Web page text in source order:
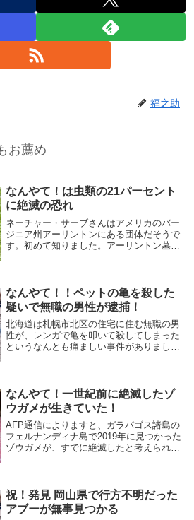
福之助
お薦め
なんやて！は虫類の21パーセント
に絶滅の恐れ
ネーチャー・サーブさんはアメリカのバー
ジニア州アーリントンにある団体だそうで
す。初めて知りました。アーリントン墓地
なんやて！！ペットの亀を殺した
疑いで無職の男性が逮捕！
北海道は札幌市北区の住宅に住む無職の男
性が、レンガで亀を叩いて殺してしまった
というなんとも痛ましい事件がありまし
なんやて！一世紀前に絶滅したゾ
ウガメが生きていた！
AFP通信によりますと、ガラパゴス諸島の
フェルナンディナ島で2019年に見つかった
ゾウガメが、すでに絶滅したと考えられて
の方が発表したそうです。
祝！発見 岡山県で行方不明だった
アブーが無事見つかる